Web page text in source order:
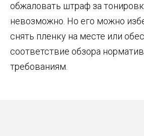
обжаловать штраф за
невозможно. Но его можно
снять пленку на месте или
соответствие обзора
требованиям.